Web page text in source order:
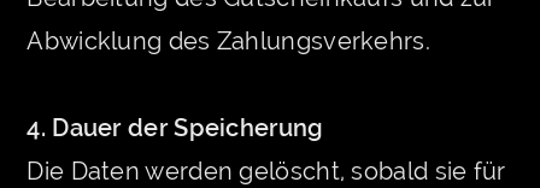
Abwicklung des Zahlungsverkehrs.
4. Dauer der Speicherung
Die Daten werden gelöscht, sobald sie für